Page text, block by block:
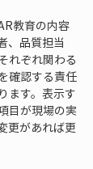
教育の内容
、品質担当
れぞれ関わる
確認する責任
ます。表示す
目が現場の実
更があれば更